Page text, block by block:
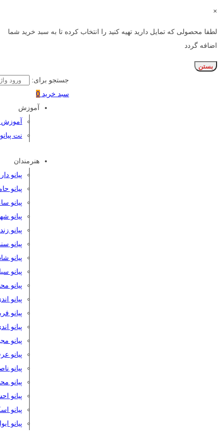
×
لطفا محصولی که تمایل دارید تهیه کنید را انتخاب کرده تا به سبد خرید شما
اضافه گردد
بستن
جستجو برای:
سبد خرید 0
آموزش
آموزش
نت پیانو
هنرمندان
پیانو
پیانو
پیانو
پیانو
پیانو
پیانو
پیانو
پیانو
پیانو
پیانو
پیانو
پیانو
پیانو
پیانو
پیانو
پیانو
پیانو
پیانو
پیانو